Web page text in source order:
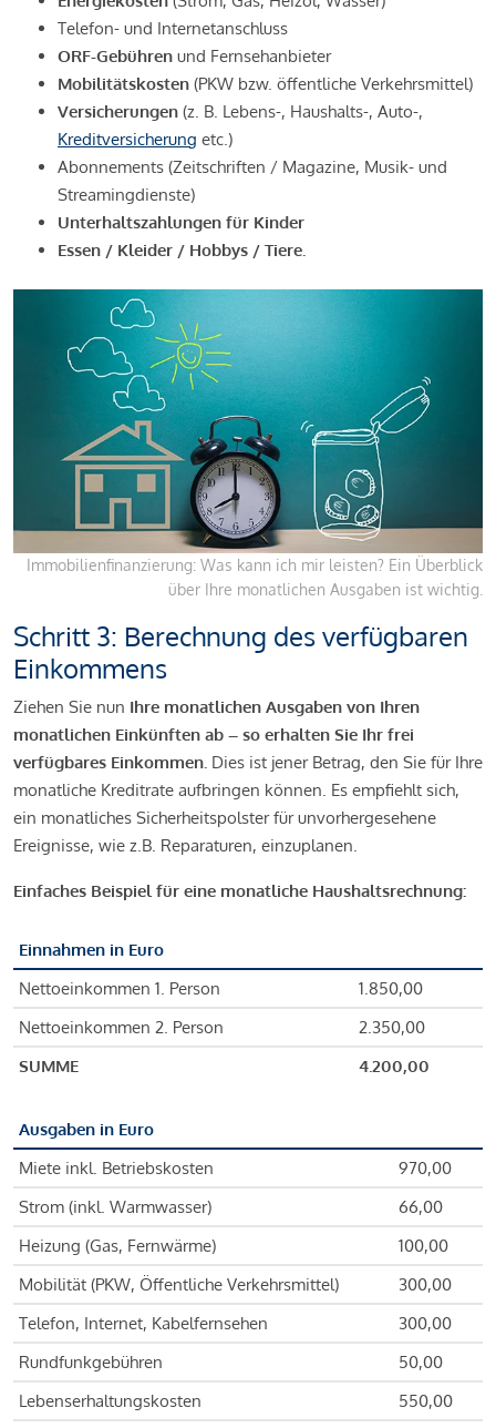
Telefon- und Internetanschluss
ORF-Gebühren und Fernsehanbieter
Mobilitätskosten (PKW bzw. öffentliche Verkehrsmittel)
Versicherungen (z. B. Lebens-, Haushalts-, Auto-,
Kreditversicherung etc.)
Abonnements (Zeitschriften / Magazine, Musik- und
Streamingdienste)
Unterhaltszahlungen für Kinder
Essen / Kleider / Hobbys / Tiere.
Immobilienfinanzierung: Was kann ich mir leisten? Ein Überblick
über Ihre monatlichen Ausgaben ist wichtig.
Schritt 3: Berechnung des verfügbaren
Einkommens
Ziehen Sie nun Ihre monatlichen Ausgaben von Ihren
monatlichen Einkünften ab – so erhalten Sie Ihr frei
verfügbares Einkommen. Dies ist jener Betrag, den Sie für Ihre
monatliche Kreditrate aufbringen können. Es empfiehlt sich,
ein monatliches Sicherheitspolster für unvorhergesehene
Ereignisse, wie z.B. Reparaturen, einzuplanen.
Einfaches Beispiel für eine monatliche Haushaltsrechnung:
Einnahmen in Euro
Nettoeinkommen 1. Person
1.850,00
Nettoeinkommen 2. Person
2.350,00
SUMME
4.200,00
Ausgaben in Euro
Miete inkl. Betriebskosten
970,00
Strom (inkl. Warmwasser)
66,00
Heizung (Gas, Fernwärme)
100,00
Mobilität (PKW, Öffentliche Verkehrsmittel)
300,00
Telefon, Internet, Kabelfernsehen
300,00
Rundfunkgebühren
50,00
Lebenserhaltungskosten
550,00